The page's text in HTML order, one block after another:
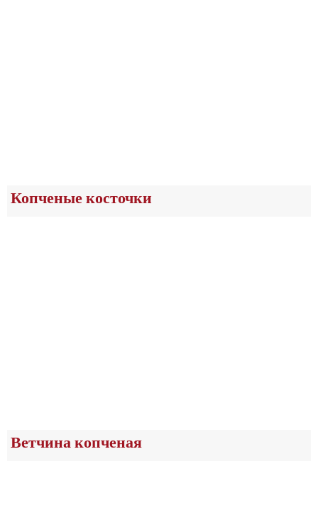
Копченые косточки
Ветчина копченая